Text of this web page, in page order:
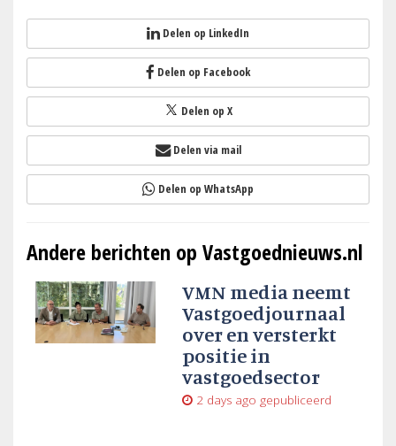
Delen op LinkedIn
Delen op Facebook
Delen op X
Delen via mail
Delen op WhatsApp
Andere berichten op Vastgoednieuws.nl
VMN media neemt
Vastgoedjournaal
over en versterkt
positie in
vastgoedsector
2 days ago gepubliceerd